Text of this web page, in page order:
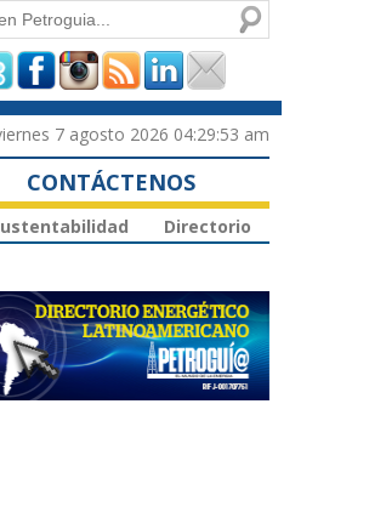
de
7 agosto 2026 04:29:53 am
CONTÁCTENOS
Directorio